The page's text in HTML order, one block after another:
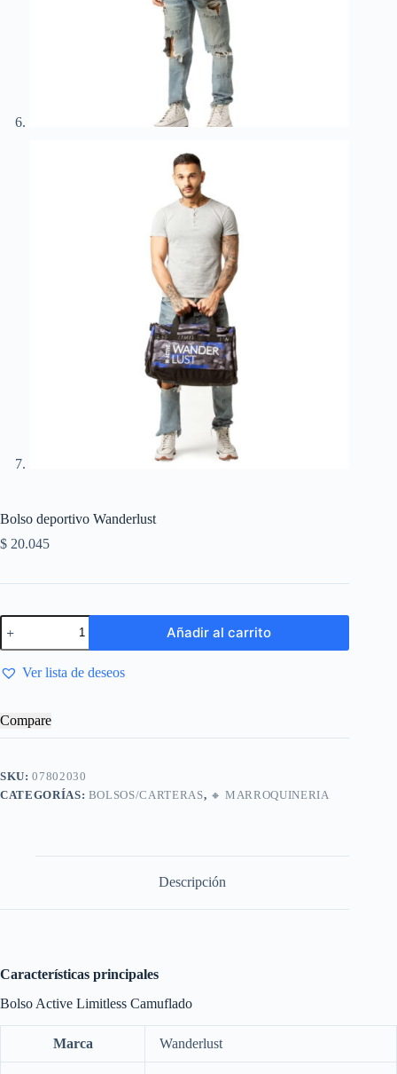
Bolso deportivo Wanderlust
$ 20.045
Añadir al carrito
Ver lista de deseos
Compare
SKU:07802030
CATEGORÍAS: BOLSOS/CARTERAS, 🔸​ MARROQUINERIA
Descripción
Características principales
Bolso Active Limitless Camuflado
Marca Wanderlust